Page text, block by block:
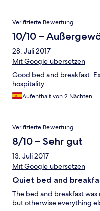
Verifizierte Bewertung
10/10 –
28. Juli 2017
Mit Google übersetzen
Good bed and breakfast.
hospitality
Aufenthalt von 2 Nächten
Verifizierte Bewertung
8/10 – Sehr gut
13. Juli 2017
Mit Google übersetzen
Quiet bed and
The bed and breakfast was
but otherwise everything